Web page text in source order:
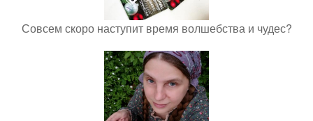
Совсем скоро наступит время волшебства и чудес?